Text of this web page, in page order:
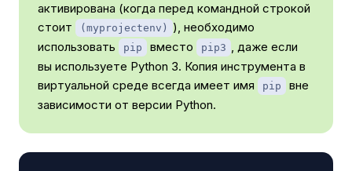
активирована (когда перед командной строкой
стоит
(myprojectenv)
), необходимо
использовать
pip вместо pip3 , даже если
вы используете Python 3. Копия инструмента в
виртуальной среде всегда имеет имя
pip
вне
зависимости от версии Python.